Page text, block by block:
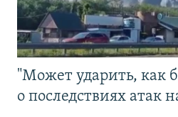
"Может ударить, как
о последствиях атак